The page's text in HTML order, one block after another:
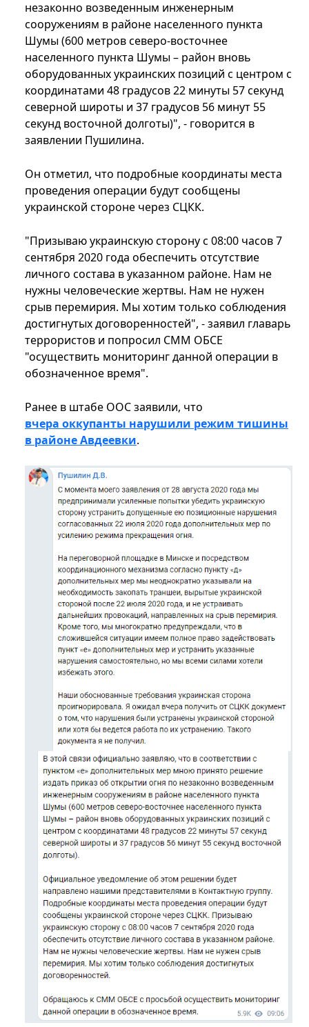
незаконно возведенным инженерным
сооружениям в районе населенного пункта
Шумы (600 метров северо-восточнее
населенного пункта Шумы – район вновь
оборудованных украинских позиций с центром с
координатами 48 градусов 22 минуты 57 секунд
северной широты и 37 градусов 56 минут 55
секунд восточной долготы)", - говорится в
заявлении Пушилина.
Он отметил, что подробные координаты места
проведения операции будут сообщены
украинской стороне через СЦКК.
"Призываю украинскую сторону с 08:00 часов 7
сентября 2020 года обеспечить отсутствие
личного состава в указанном районе. Нам не
нужны человеческие жертвы. Нам не нужен
срыв перемирия. Мы хотим только соблюдения
достигнутых договоренностей", - заявил главарь
террористов и попросил СММ ОБСЕ
"осуществить мониторинг данной операции в
обозначенное время".
Ранее в штабе ООС заявили, что
вчера оккупанты нарушили режим тишины
в районе Авдеевки.